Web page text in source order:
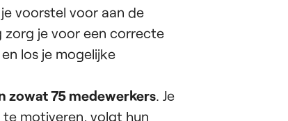
voorstel voor aan de
zorg je voor een correcte
los je mogelijke
zowat 75 medewerkers. Je
motiveren, volgt hun